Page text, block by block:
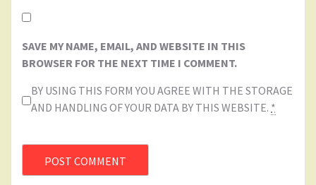
SAVE MY NAME, EMAIL, AND WEBSITE IN THIS
BROWSER FOR THE NEXT TIME I COMMENT.
BY USING THIS FORM YOU AGREE WITH THE STORAGE
AND HANDLING OF YOUR DATA BY THIS WEBSITE. *